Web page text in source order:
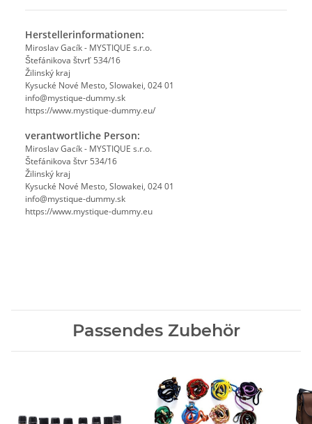
Herstellerinformationen:
Miroslav Gacík - MYSTIQUE s.r.o.
Štefánikova štvrť 534/16
Žilinský kraj
Kysucké Nové Mesto, Slowakei, 024 01
info@mystique-dummy.sk
https://www.mystique-dummy.eu/
verantwortliche Person:
Miroslav Gacík - MYSTIQUE s.r.o.
Štefánikova štvr 534/16
Žilinský kraj
Kysucké Nové Mesto, Slowakei, 024 01
info@mystique-dummy.sk
https://www.mystique-dummy.eu
Passendes Zubehör